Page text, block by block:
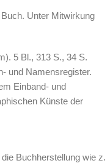
Unter Mitwirkung
5 Bl., 313 S., 34 S.
und Namensregister.
Einband- und
Künste der
Buchherstellung wie z.